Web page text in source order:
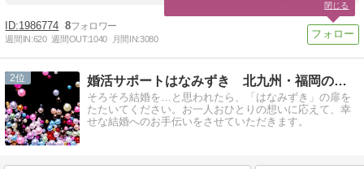
1986774 8
週間IN:620 週間OUT:1040 月間IN:3080
2 婚活サポートはなみずき 北九州・福岡の結婚相談所
そろそろ結婚を…と思われたら、「はなみずき」の扉を
たたいてください。お一人おひとりの想いに応えて、幸
せな結婚へのお手伝いをさせていただきます。
閉じる